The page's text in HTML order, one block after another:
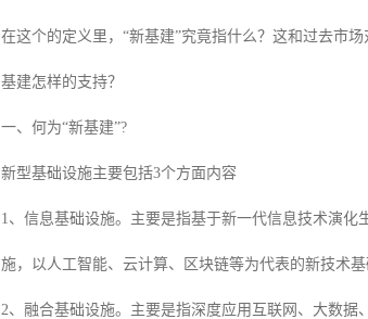
在这个的定义里，“新基建”究竟指什么？这和过去市
基建怎样的支持？
一、何为“新基建”?
新型基础设施主要包括3个方面内容
1、信息基础设施。主要是指基于新一代信息技术演
施，以人工智能、云计算、区块链等为代表的新技术
2、融合基础设施。主要是指深度应用互联网、大数